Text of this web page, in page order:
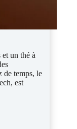
un thé à
de temps, le
est